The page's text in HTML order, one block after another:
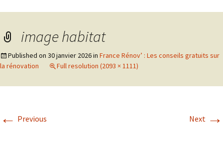
image habitat
Published on 30 janvier 2026in France Rénov’ : Les conseils gratuits sur
la rénovation
Full resolution (2093 × 1111)
← Previous Next →